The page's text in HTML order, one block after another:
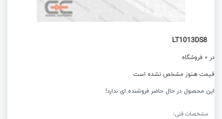
LT1013DS8
در 0 فروشگاه
قیمت هنوز مشخص نشده است
این محصول در حال حاضر فروشنده ای ندارد!
مشخصات فنی: